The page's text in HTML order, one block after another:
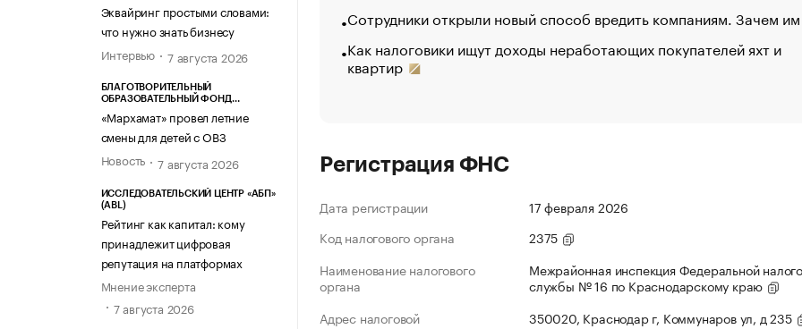
Эквайринг простыми словами:
что нужно знать бизнесу
Интервью
7 августа 2026
БЛАГОТВОРИТЕЛЬНЫЙ
ОБРАЗОВАТЕЛЬНЫЙ ФОНД
«Мархамат» провел летние
смены для детей с ОВЗ
Новость
7 августа 2026
ИССЛЕДОВАТЕЛЬСКИЙ ЦЕНТР «АБП»
(ABL)
Рейтинг как капитал: кому
принадлежит цифровая
репутация на платформах
Мнение эксперта
7 августа 2026
Сотрудники открыли новый способ вредить компаниям. Зачем
Как налоговики ищут доходы неработающих покупателей яхт и
квартир
Регистрация ФНС
Дата регистрации
17 февраля 2026
Код налогового органа
2375
Наименование налогового
органа
Межрайонная инспекция Федеральной
службы № 16 по Краснодарскому краю
Адрес налоговой
350020, Краснодар г, Коммунаров ул, д 235